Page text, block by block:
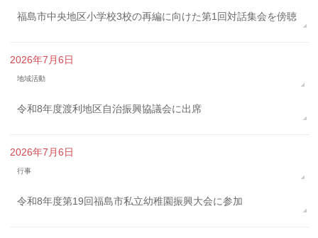
福島市中央地区小学校3校の再編に向けた第1回対話集会を傍聴
2026年7月6日
地域活動
令和8年度渡利地区自治振興協議会に出席
2026年7月6日
行事
令和8年度第19回福島市私立幼稚園振興大会に参加